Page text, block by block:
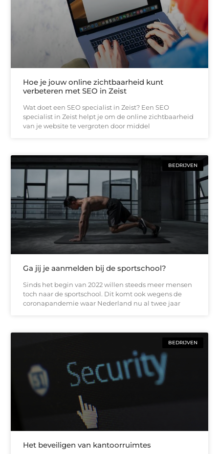
Hoe je jouw online zichtbaarheid kunt
verbeteren met SEO in Zeist
Wat doet een SEO specialist in Zeist? Een SEO
specialist in Zeist helpt je om de online zichtbaarheid
van je website te vergroten door middel
BEDRIJVEN
Ga jij je aanmelden bij de sportschool?
Sinds het begin van 2022 willen steeds meer mensen
toch naar de sportschool. Dit komt ook wegens de
coronapandemie waar Nederland nu al twee jaar
BEDRIJVEN
Het beveiligen van kantoorruimtes